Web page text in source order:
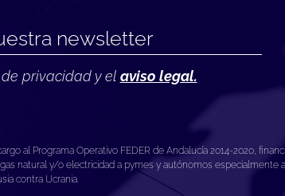
privacidad y el aviso legal.
al Programa Operativo FEDER de Andalucía 2014-2020,
natural y/o electricidad a pymes y autónomos
contra Ucrania.